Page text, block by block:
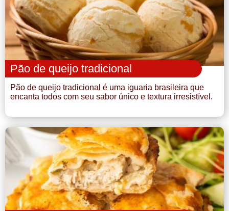
Pão de queijo tradicional
Pão de queijo tradicional é uma iguaria brasileira que
encanta todos com seu sabor único e textura irresistível.